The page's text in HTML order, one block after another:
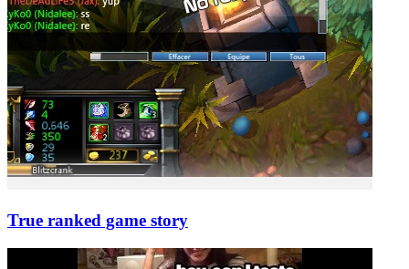
True ranked game story